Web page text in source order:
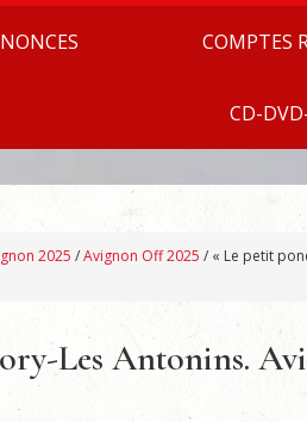
COMPTES
CD-
2025 /Avignon Off 2025 / « Le petit
Les Antonins.